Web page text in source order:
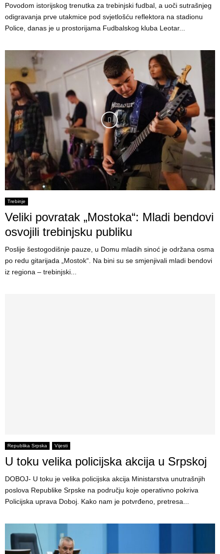
Povodom istorijskog trenutka za trebinjski fudbal, a uoči sutrašnjeg
odigravanja prve utakmice pod svjetlošću reflektora na stadionu
Police, danas je u prostorijama Fudbalskog kluba Leotar...
Trebinje
Veliki povratak „Mostoka“: Mladi bendovi
osvojili trebinjsku publiku
Poslije šestogodišnje pauze, u Domu mladih sinoć je održana osma
po redu gitarijada „Mostok“. Na bini su se smjenjivali mladi bendovi
iz regiona – trebinjski...
Republika Srpska Vijesti
U toku velika policijska akcija u Srpskoj
DOBOJ- U toku je velika policijska akcija Ministarstva unutrašnjih
poslova Republike Srpske na području koje operativno pokriva
Policijska uprava Doboj. Kako nam je potvrđeno, pretresa...